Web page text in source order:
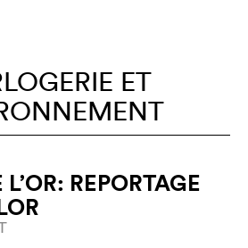
ET
REPORTAGE